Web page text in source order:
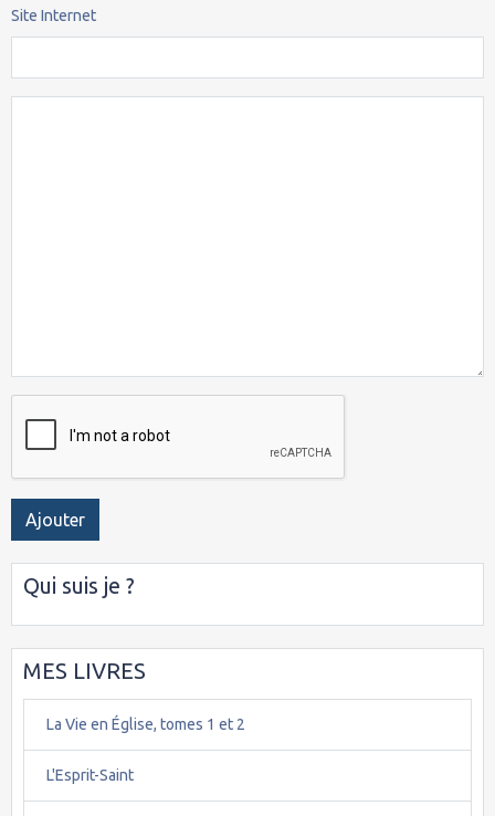
Site Internet
Ajouter
Qui suis je ?
MES LIVRES
La Vie en Église, tomes 1 et 2
L'Esprit-Saint